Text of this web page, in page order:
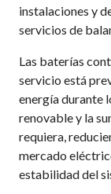
instalaciones y
servicios de
Las baterías
servicio está
energía durante
renovable y la
requiera,
mercado
estabilidad del